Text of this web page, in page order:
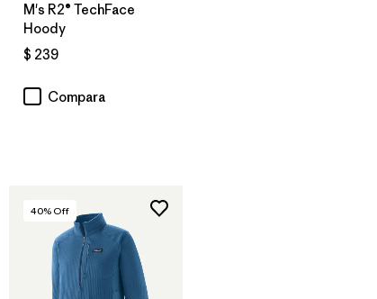
M's R2® TechFace
Hoody
$ 239
Compara
40% Off